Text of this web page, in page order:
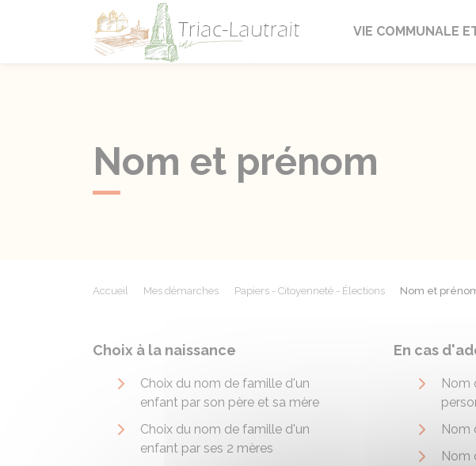
Triac-Lautrait
VIE COMMUNALE
Nom et prénom
Accueil Mes démarches Papiers - Citoyenneté - Élections Nom et
Choix à la naissance
Choix du nom de famille d'un
enfant par son père et sa mère
Choix du nom de famille d'un
enfant par ses 2 mères
En cas
Nom
Nom
Nom